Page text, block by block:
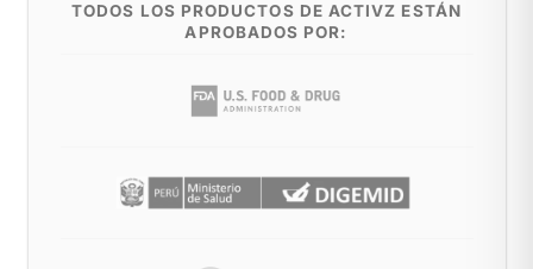
TODOS LOS PRODUCTOS DE ACTIVZ ESTÁN
APROBADOS POR: